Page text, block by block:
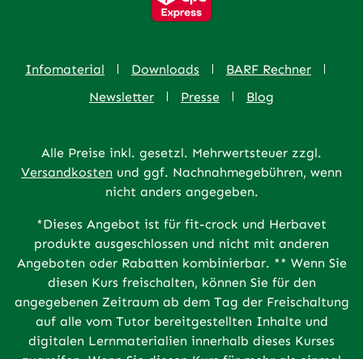
Infomaterial Downloads
BARF Rechner
Newsletter
Presse Blog
Alle Preise inkl. gesetzl. Mehrwertsteuer zzgl.
Versandkosten und ggf. Nachnahmegebühren, wenn
nicht anders angegeben.
*Dieses Angebot ist für fit-crock und Herbavet
produkte ausgeschlossen und nicht mit anderen
Angeboten oder Rabatten kombinierbar. ** Wenn Sie
diesen Kurs freischalten, können Sie für den
angegebenen Zeitraum ab dem Tag der Freischaltung
auf alle vom Tutor bereitgestellten Inhalte und
digitalen Lernmaterialien innerhalb dieses Kurses